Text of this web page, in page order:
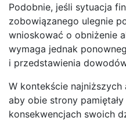
Podobnie, jeśli sytuacja
zobowiązanego ulegnie
wnioskować o obniżenie
wymaga jednak
i przedstawienia
W kontekście
aby obie strony
konsekwencjach swoich